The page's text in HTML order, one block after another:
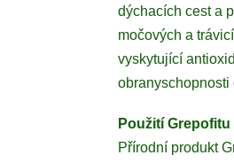
dýchacích cest a
močových a
vyskytující
obranyschopnosti
Použití Grepofitu
Přírodní produkt